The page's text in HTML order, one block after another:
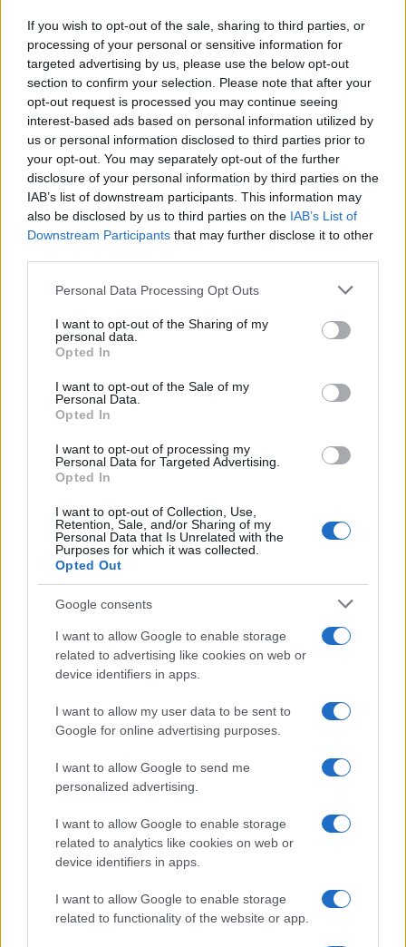
If you wish to opt-out of the sale, sharing to third parties, or
processing of your personal or sensitive information for
targeted advertising by us, please use the below opt-out
section to confirm your selection. Please note that after your
opt-out request is processed you may continue seeing
interest-based ads based on personal information utilized by
us or personal information disclosed to third parties prior to
your opt-out. You may separately opt-out of the further
disclosure of your personal information by third parties on the
IAB’s list of downstream participants. This information may
also be disclosed by us to third parties on the IAB’s List of
Downstream Participants that may further disclose it to other
Please note that this website/app uses one or more Google
not limited to your visit or usage behaviour. You may click to
grant or deny consent to Google and its third-party tags to
use your data for below specified purposes in below Google
consent section.
Personal Data Processing Opt Outs
I want to opt-out of the Sharing of my
personal data.
Opted In
I want to opt-out of the Sale of my
Personal Data.
Opted In
I want to opt-out of processing my
Personal Data for Targeted Advertising.
Opted In
I want to opt-out of Collection, Use,
Retention, Sale, and/or Sharing of my
Personal Data that Is Unrelated with the
Purposes for which it was collected.
Opted Out
Google consents
I want to allow Google to enable storage
related to advertising like cookies on web or
device identifiers in apps.
I want to allow my user data to be sent to
Google for online advertising purposes.
I want to allow Google to send me
personalized advertising.
I want to allow Google to enable storage
related to analytics like cookies on web or
device identifiers in apps.
I want to allow Google to enable storage
related to functionality of the website or app.
Τα EV που θα βασίζονται στην E-GMP έχουν ως
στόχο να θέσουν νέα σημεία αναφοράς στην
αυτονομία (AER), στις επιδόσεις, στους χώρους
στο εσωτερικό τους και στις τεχνολογικές
εφαρμογές. Τα EVs θα λειτουργούν ως έξυπνες
συσκευές με εκτεταμένη εφαρμογή των
υπηρεσιών Audio Video Navigation Telematics
(AVNT), Over-the-Air (OTA) και Feature on
Demand (FoD).
Τ
ο πρώτο πλήρως ηλεκτρικό (EV) Kia, που έχει το
κωδικό CV, θα διαθέτει αυτόνομη τεχνολογία
HDA2 (Highway Driving Assist Level 2) δευτέρου
επιπέδου. Αρχής γενομένης από το 2023, τα EVs
της Kia θα είναι εξοπλισμένα με Highway Driving
Pilot (HDP), μια σημαντική εξέλιξη σε αυτονομία
τρίτου επιπέδου.
Ενισχύοντας τη δραστηριότητα PBV
Το 2022, θα παρουσιάσει το πρώτο της ειδικά
θα παρουσιαστούν ανάλογα με τις ανάγκες της
αγοράς. Η εταιρεία στοχεύει σε ετήσιες πωλήσεις
1 εκατομμυρίου μονάδων, έτσι ώστε έως το 2030
να γίνει παγκόσμιος ηγέτης στα PBV. Για το σκοπό
αυτό, η Kia θα αναπτύξει μια γκάμα
εξειδικευμένων οχημάτων με βάση τις
πλατφόρμες skateboard που έχουν εξελιχθεί
αποκλειστικά για τα PBVs.